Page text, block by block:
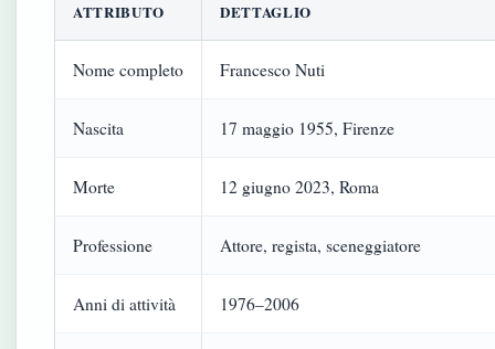
ATTRIBUTO DETTAGLIO
Nome completo Francesco Nuti
Nascita 17 maggio 1955, Firenze
Morte 12 giugno 2023, Roma
Professione Attore, regista, sceneggiatore
Anni di attività 1976–2006